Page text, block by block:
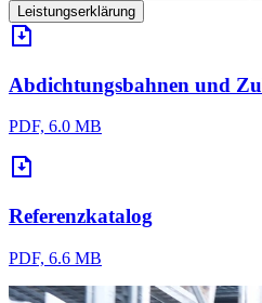
Leistungserklärung
Abdichtungsbahnen und
PDF, 6.0 MB
Referenzkatalog
PDF, 6.6 MB